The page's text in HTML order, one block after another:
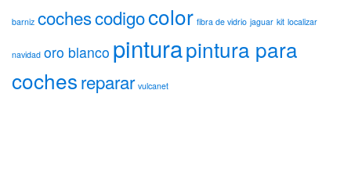
barniz cochescodigocolor fibra de vidrio jaguar kit localizar
navidad oro blanco pinturapintura para
cochesreparar vulcanet